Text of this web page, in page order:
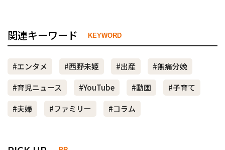
関連キーワード KEYWORD
#エンタメ #西野未姫 #出産
#無痛分娩
#育児ニュース
#YouTube #動画
#子育て
#夫婦
#ファミリー #コラム